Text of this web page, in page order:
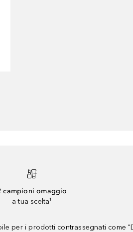
campioni omaggio
a tua scelta¹
per i prodotti contrassegnati come